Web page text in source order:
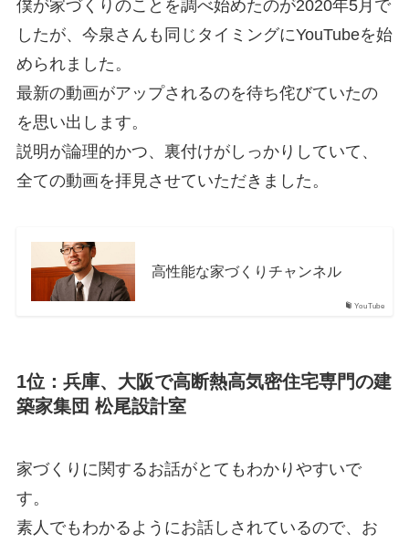
僕が家づくりのことを調べ始めたのが2020年5月で
したが、今泉さんも同じタイミングにYouTubeを始
められました。
最新の動画がアップされるのを待ち侘びていたの
を思い出します。
説明が論理的かつ、裏付けがしっかりしていて、
全ての動画を拝見させていただきました。
YouTube
高性能な家づくりチャンネル
1位：兵庫、大阪で高断熱高気密住宅専門の建
築家集団 松尾設計室
家づくりに関するお話がとてもわかりやすいで
す。
素人でもわかるようにお話しされているので、お